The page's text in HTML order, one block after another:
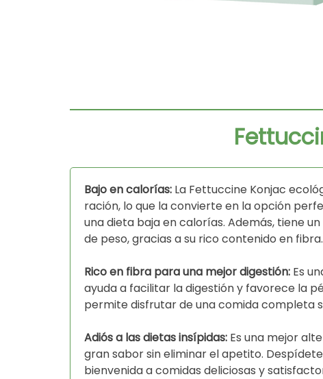
Bajo en calorías: La Fettuccine Konjac
ración, lo que la convierte en la opción
una dieta baja en calorías. Además, tiene
de peso, gracias a su rico contenido en fibra.
Rico en fibra para una mejor digestión: Es
ayuda a facilitar la digestión y favorece la
permite disfrutar de una comida completa
Adiós a las dietas insípidas: Es una mejor
gran sabor sin eliminar el apetito.
bienvenida a comidas deliciosas y